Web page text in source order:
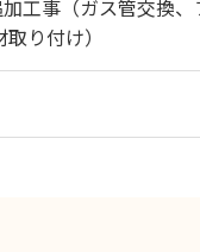
工事（ガス管交換、
り付け）